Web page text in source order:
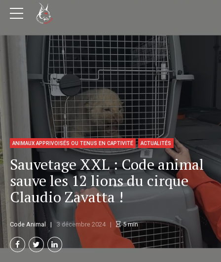
ANIMAUX APPRIVOISÉS OU TENUS EN CAPTIVITÉ ACTUALITÉS
Sauvetage XXL : Code animal
sauve les 12 lions du cirque
Claudio Zavatta !
Code Animal 3 décembre 2024 5min